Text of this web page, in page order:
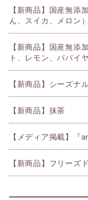
【新商品】国産無添
ん、スイカ、メロン）
【新商品】国産無添
ト、レモン、パパイヤ
【新商品】シーズナ
【新商品】抹茶
【メディア掲載】『
【新商品】フリーズ